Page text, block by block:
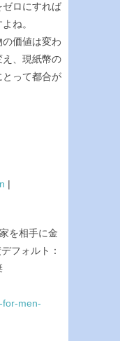
ゼロにすれば
ね。
価値は変わ
え、現紙幣の
って都合が
|
を相手に金
フォルト：
for-men-